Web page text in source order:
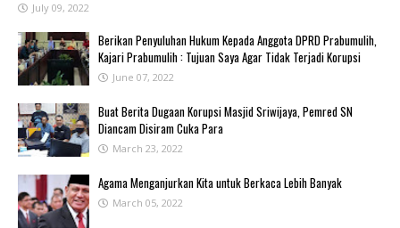
July 09, 2022
Berikan Penyuluhan Hukum Kepada Anggota DPRD Prabumulih,
Kajari Prabumulih : Tujuan Saya Agar Tidak Terjadi Korupsi
June 07, 2022
Buat Berita Dugaan Korupsi Masjid Sriwijaya, Pemred SN
Diancam Disiram Cuka Para
March 23, 2022
Agama Menganjurkan Kita untuk Berkaca Lebih Banyak
March 05, 2022